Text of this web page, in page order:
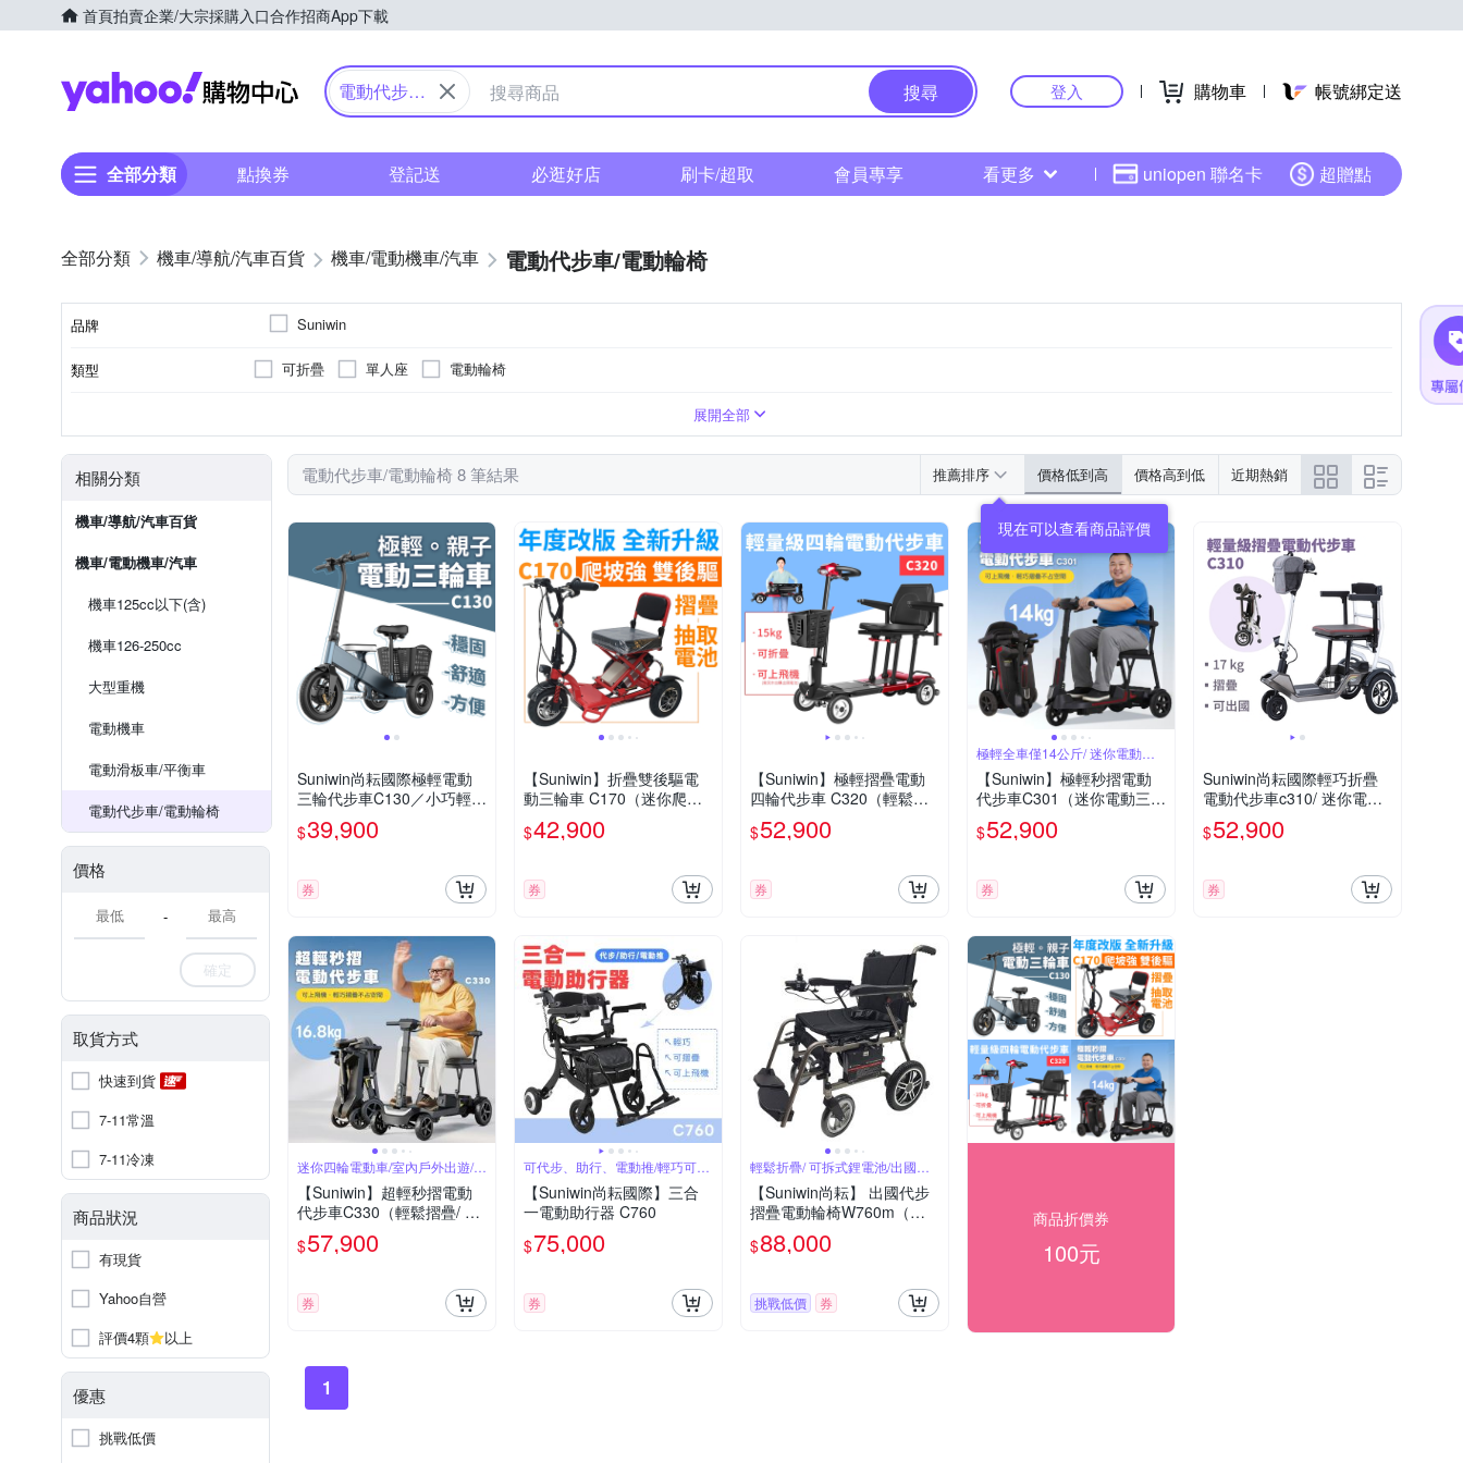
首頁拍賣企業/大宗採購入口合作招商App下載
Yahoo購物中心
電動代步車/
搜尋 登入 購物車 帳號綁定送
全部分類 點換券 登記送 必逛好店 刷卡/超取 會員專享 看更多 uniopen 聯名卡 超贈點
機車/導航/汽車百貨 機車/電動機車/汽車 電動代步車/電動輪椅
品牌 Suniwin
類型 可折疊 單人座 電動輪椅
展開全部
相關分類
機車/導航/汽車百貨
機車/電動機車/汽車
機車125cc以下(含)
機車126-250cc
大型重機
電動機車
電動滑板車/平衡車
電動代步車/電動輪椅
價格
-
確定
取貨方式
快速到貨
7-11常溫
7-11冷凍
商品狀況
有現貨
Yahoo自營
評價4顆
以上
優惠
挑戰低價
電動代步車/電動輪椅 8 筆結果 推薦排序 價格低到高 價格高到低 近期熱銷
現在可以查看商品評價
Suniwin尚耘國際極輕電動
三輪代步車C130／小巧輕便
／室內戶外出遊
$39,900
券
【Suniwin】折疊雙後驅電
動三輪車 C170（迷你爬坡
強/ 老年代步車/ 室內戶外出
遊）
$42,900
券
【Suniwin】極輕摺疊電動
四輪代步車 C320（輕鬆摺
疊/ 出國首選/ 老人長輩/ 室
內戶外出遊）
$52,900
券
極輕全車僅14公斤/ 迷你電動三
輪車
【Suniwin】極輕秒摺電動
代步車C301（迷你電動三輪
車/ 出國首選/ 老人長輩/ 行
動不便）
$52,900
券
Suniwin尚耘國際輕巧折疊
電動代步車c310/ 迷你電動
四輪車/ 室內戶外出遊/ 國內
外旅行
$52,900
券
迷你四輪電動車/室內戶外出遊/國
內外旅行
【Suniwin】超輕秒摺電動
代步車C330（輕鬆摺疊/ 出
國首選/ 老人長輩/ 室內戶外
出遊）
$57,900
券
可代步、助行、電動推/輕巧可摺
疊
【Suniwin尚耘國際】三合
一電動助行器 C760
$75,000
券
輕鬆折疊/ 可拆式鋰電池/出國首
選
【Suniwin尚耘】 出國代步
摺疊電動輪椅W760m（輕
鬆折疊/ 可拆式鋰電池/ 出國
首選）
$88,000
挑戰低價 券
商品折價券
100元
1